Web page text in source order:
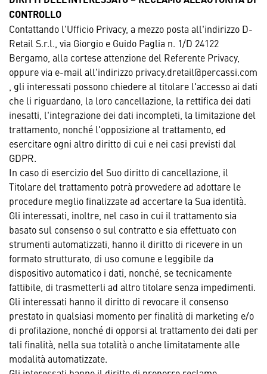
CONTROLLO
Contattando l'Ufficio Privacy, a mezzo posta all'indirizzo D-
Retail S.r.l., via Giorgio e Guido Paglia n. 1/D 24122
Bergamo, alla cortese attenzione del Referente Privacy,
oppure via e-mail all'indirizzo privacy.dretail@percassi.com
, gli interessati possono chiedere al titolare l'accesso ai dati
che li riguardano, la loro cancellazione, la rettifica dei dati
inesatti, l'integrazione dei dati incompleti, la limitazione del
trattamento, nonché l'opposizione al trattamento, ed
esercitare ogni altro diritto di cui e nei casi previsti dal
GDPR.
In caso di esercizio del Suo diritto di cancellazione, il
Titolare del trattamento potrà provvedere ad adottare le
procedure meglio finalizzate ad accertare la Sua identità.
Gli interessati, inoltre, nel caso in cui il trattamento sia
basato sul consenso o sul contratto e sia effettuato con
strumenti automatizzati, hanno il diritto di ricevere in un
formato strutturato, di uso comune e leggibile da
dispositivo automatico i dati, nonché, se tecnicamente
fattibile, di trasmetterli ad altro titolare senza impedimenti.
Gli interessati hanno il diritto di revocare il consenso
prestato in qualsiasi momento per finalità di marketing e/o
di profilazione, nonché di opporsi al trattamento dei dati per
tali finalità, nella sua totalità o anche limitatamente alle
modalità automatizzate.